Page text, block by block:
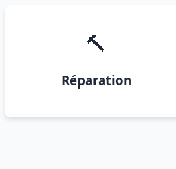
🔨
Réparation